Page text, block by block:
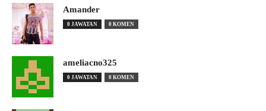
Amander
0 JAWATAN 0 KOMEN
ameliacno325
0 JAWATAN 0 KOMEN